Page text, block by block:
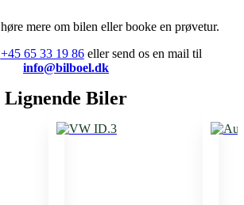
høre mere om bilen ellerbooke en prøvetur.
+45 65 33 19 86eller send os en mail til
info@bilboel.dk
Lignende Biler